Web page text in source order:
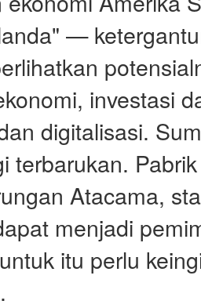
—
investasi
digitalisasi.
terbarukan.
Atacama,
menjadi
itu perlu